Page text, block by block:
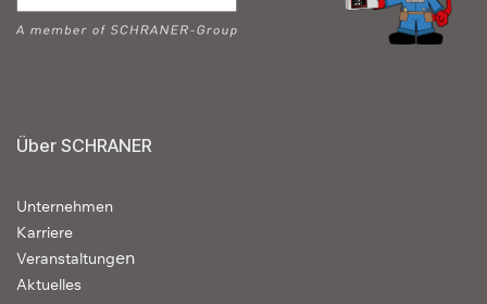
Über SCHRANER
Unternehmen
Karriere
Veranstaltungen
Aktuelles